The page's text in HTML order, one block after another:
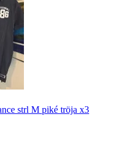
strl M piké tröja x3